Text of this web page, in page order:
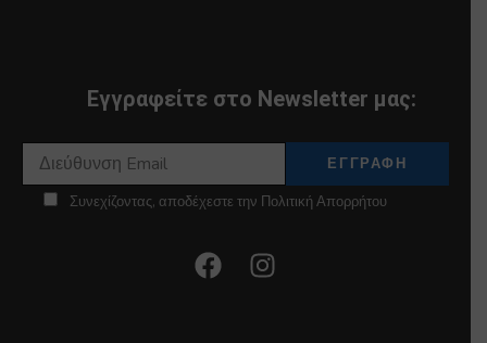
Εγγραφείτε στο Newsletter μας:
Συνεχίζοντας, αποδέχεστε την Πολιτική Απορρήτου